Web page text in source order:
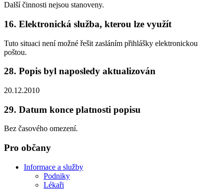
Další činnosti nejsou stanoveny.
16. Elektronická služba, kterou lze využít
Tuto situaci není možné řešit zasláním přihlášky elektronickou
poštou.
28. Popis byl naposledy aktualizován
20.12.2010
29. Datum konce platnosti popisu
Bez časového omezení.
Pro občany
Informace a služby
Podniky
Lékaři